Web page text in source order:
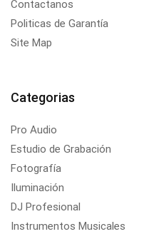
Contactanos
Politicas de Garantía
Site Map
Categorias
Pro Audio
Estudio de Grabación
Fotografía
Iluminación
DJ Profesional
Instrumentos Musicales